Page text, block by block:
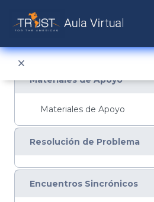
Materiales de Apoyo
Materiales de Apoyo
Resolución de Problema
Encuentros Sincrónicos